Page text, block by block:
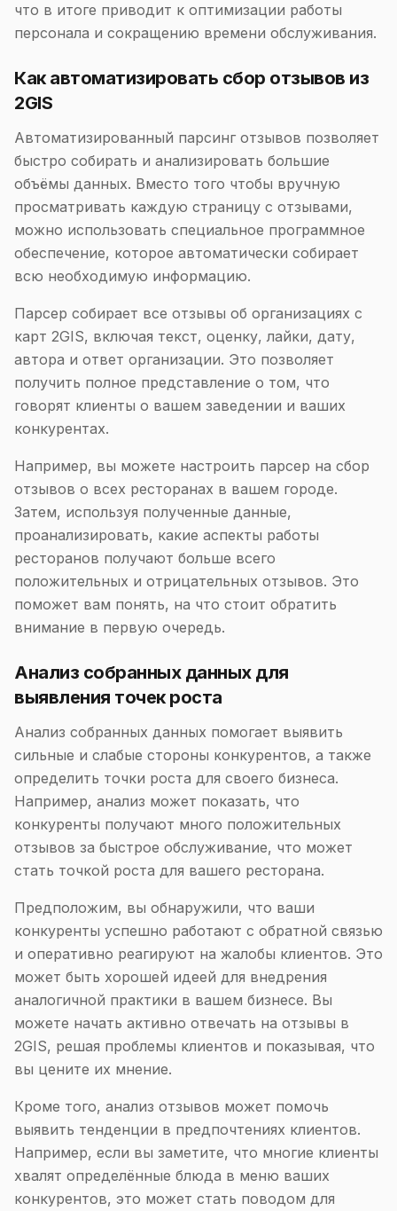
что в итоге приводит к оптимизации работы
персонала и сокращению времени обслуживания.
Как автоматизировать сбор отзывов из
2GIS
Автоматизированный парсинг отзывов позволяет
быстро собирать и анализировать большие
объёмы данных. Вместо того чтобы вручную
просматривать каждую страницу с отзывами,
можно использовать специальное программное
обеспечение, которое автоматически собирает
всю необходимую информацию.
Парсер собирает все отзывы об организациях с
карт 2GIS, включая текст, оценку, лайки, дату,
автора и ответ организации. Это позволяет
получить полное представление о том, что
говорят клиенты о вашем заведении и ваших
конкурентах.
Например, вы можете настроить парсер на сбор
отзывов о всех ресторанах в вашем городе.
Затем, используя полученные данные,
проанализировать, какие аспекты работы
ресторанов получают больше всего
положительных и отрицательных отзывов. Это
поможет вам понять, на что стоит обратить
внимание в первую очередь.
Анализ собранных данных для
выявления точек роста
Анализ собранных данных помогает выявить
сильные и слабые стороны конкурентов, а также
определить точки роста для своего бизнеса.
Например, анализ может показать, что
конкуренты получают много положительных
отзывов за быстрое обслуживание, что может
стать точкой роста для вашего ресторана.
Предположим, вы обнаружили, что ваши
конкуренты успешно работают с обратной связью
и оперативно реагируют на жалобы клиентов. Это
может быть хорошей идеей для внедрения
аналогичной практики в вашем бизнесе. Вы
можете начать активно отвечать на отзывы в
2GIS, решая проблемы клиентов и показывая, что
вы цените их мнение.
Кроме того, анализ отзывов может помочь
выявить тенденции в предпочтениях клиентов.
Например, если вы заметите, что многие клиенты
хвалят определённые блюда в меню ваших
конкурентов, это может стать поводом для